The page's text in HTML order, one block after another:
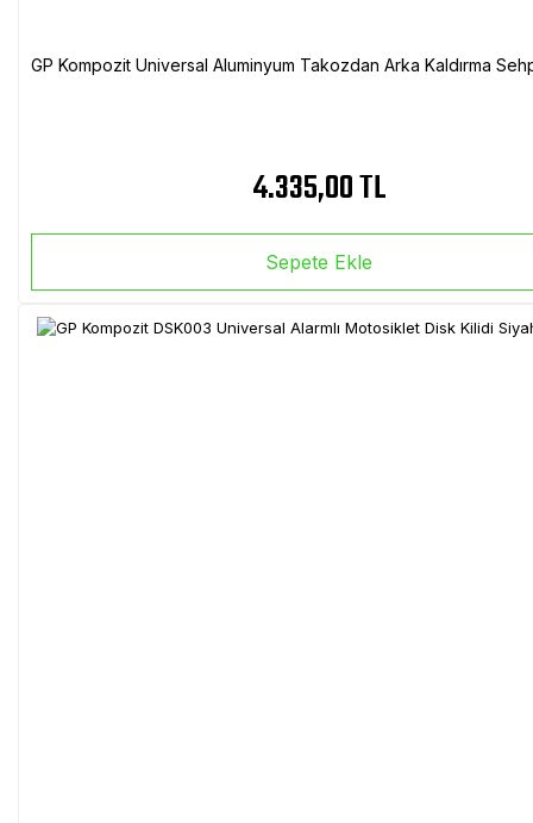
GP Kompozit Universal Aluminyum Takozdan Arka Kaldırma
4.335,00 TL
Sepete Ekle